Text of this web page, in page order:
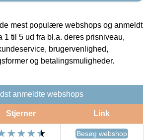
mest populære webshops og anmeldt
1 til 5 ud fra bl.a. deres prisniveau,
brugervenlighed,
og betalingsmuligheder.
anmeldte webshops
Stjerner Link
Besøg webshop